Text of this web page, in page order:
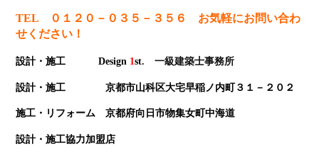
TEL ０１２０－０３５－３５６ お気軽にお問い合わ
せください！
設計・施工 Design 1st. 一級建築士事務所
設計・施工 京都市山科区大宅早稲ノ内町３１－２０２
施工・リフォーム 京都府向日市物集女町中海道
設計・施工協力加盟店